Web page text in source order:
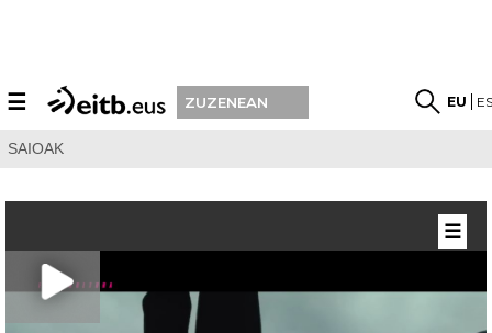
☰ ZUZENEAN EU
SAIOAK
☰